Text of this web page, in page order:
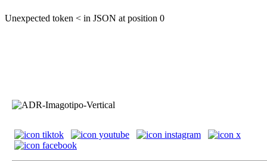
Unexpected token < in JSON at position 0